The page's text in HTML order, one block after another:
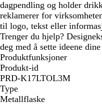
l
å
dagpendling og holder
reklamerer for
til logo, tekst eller
Trenger du hjelp?
deg med å sette ideene
Produktfunksjoner
Produkt-id
PRD-K17LTOL3M
Type
Metallflaske